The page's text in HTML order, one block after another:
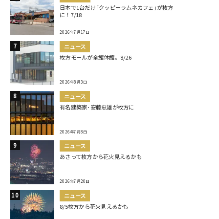
日本で1台だけ｢クッピーラムネカフェ｣が枚方
に！7/18
2026年7月17日
ニュース
枚方モールが全館休館。8/26
2026年8月3日
ニュース
有名建築家･安藤忠雄が枚方に
2026年7月8日
ニュース
あさって枚方から花火見えるかも
2026年7月20日
ニュース
8/5枚方から花火見えるかも